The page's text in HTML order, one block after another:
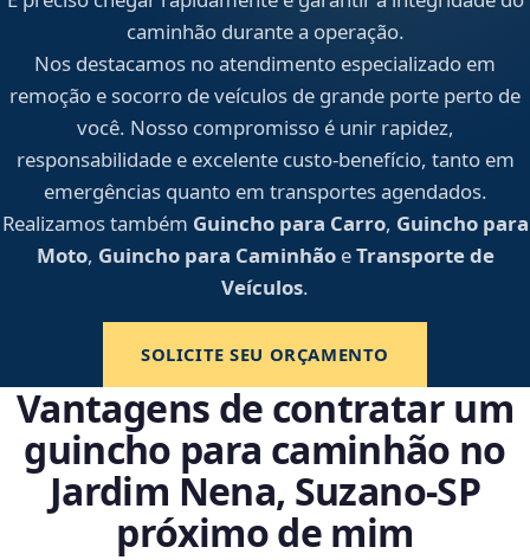
caminhão durante a operação.
Nos destacamos no atendimento especializado em
remoção e socorro de veículos de grande porte perto de
você. Nosso compromisso é unir rapidez,
responsabilidade e excelente custo-benefício, tanto em
emergências quanto em transportes agendados.
Realizamos também Guincho para Carro, Guincho para
Moto, Guincho para CaminhãoeTransporte de
Veículos.
SOLICITE SEU ORÇAMENTO
Vantagens de contratar um
guincho para caminhão no
Jardim Nena, Suzano‑SP
próximo de mim